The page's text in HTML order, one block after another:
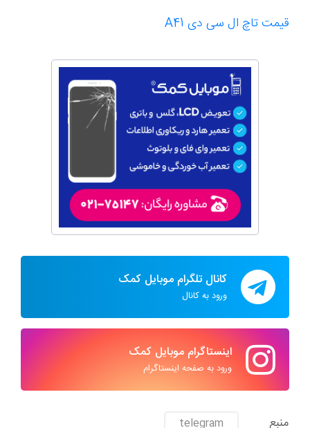
قیمت تاچ ال سی دی A41
کانال تلگرام موبایل کمک
ورود به کانال
اینستاگرام موبایل کمک
ورود به صفحه اینستاگرام
منبع telegram